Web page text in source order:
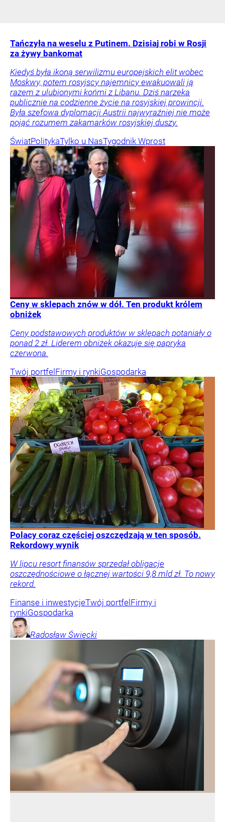
Tańczyła na weselu z Putinem. Dzisiaj robi w Rosji
za żywy bankomat
Kiedyś była ikoną serwilizmu europejskich elit wobec
Moskwy, potem rosyjscy najemnicy ewakuowali ją
razem z ulubionymi końmi z Libanu. Dziś narzeka
publicznie na codzienne życie na rosyjskiej prowincji.
Była szefowa dyplomacji Austrii najwyraźniej nie może
pojąć rozumem zakamarków rosyjskiej duszy.
ŚwiatPolitykaTylko u NasTygodnik Wprost
Ceny w sklepach znów w dół. Ten produkt królem
obniżek
Ceny podstawowych produktów w sklepach potaniały o
ponad 2 zł. Liderem obniżek okazuje się papryka
czerwona.
Twój portfelFirmy i rynkiGospodarka
Polacy coraz częściej oszczędzają w ten sposób.
Rekordowy wynik
W lipcu resort finansów sprzedał obligacje
oszczędnościowe o łącznej wartości 9,8 mld zł. To nowy
rekord.
Finanse i inwestycjeTwój portfelFirmy i
rynkiGospodarka
Radosław Święcki